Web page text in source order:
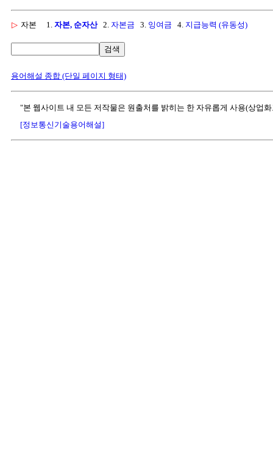
▷ 자본 1. 자본, 순자산2. 자본금 3. 잉여금 4. 지급능력 (유동성)
검색
용어해설 종합 (단일 페이지 형태)
"본 웹사이트 내 모든 저작물은 원출처를 밝히는 한 자유롭게 사용(상업
[정보통신기술용어해설]